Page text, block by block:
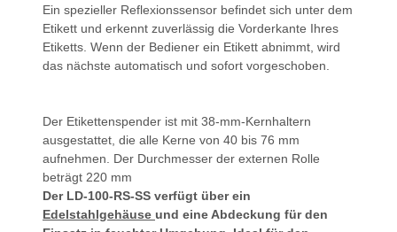
Ein spezieller Reflexionssensor befindet sich unter dem
Etikett und erkennt zuverlässig die Vorderkante Ihres
Etiketts. Wenn der Bediener ein Etikett abnimmt, wird
das nächste automatisch und sofort vorgeschoben.
Der Etikettenspender ist mit 38-mm-Kernhaltern
ausgestattet, die alle Kerne von 40 bis 76 mm
aufnehmen. Der Durchmesser der externen Rolle
beträgt 220 mm
Der LD-100-RS-SS verfügt über ein
Edelstahlgehäuse und eine Abdeckung für den